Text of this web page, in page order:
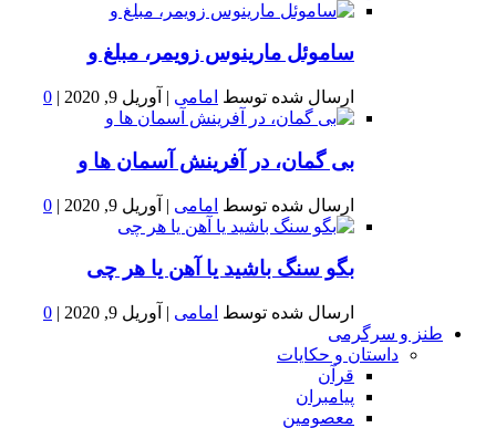
ساموئل مارینوس زویمر، مبلغ و
ارسال شده توسط امامی | آوریل 9, 2020 |
0
بى گمان، در آفرينش آسمان ها و
ارسال شده توسط امامی | آوریل 9, 2020 |
0
بگو سنگ باشید یا آهن یا هر چی
ارسال شده توسط امامی | آوریل 9, 2020 |
0
طنز و سرگرمی
داستان و حکایات
قرآن
پیامبران
معصومین